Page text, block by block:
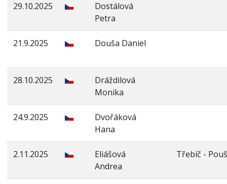
29.10.2025
Dostálová
Petra
21.9.2025 Douša Daniel
28.10.2025
Dráždilová
Monika
24.9.2025
Dvořáková
Hana
2.11.2025
Eliášová
Andrea
Třebíč -